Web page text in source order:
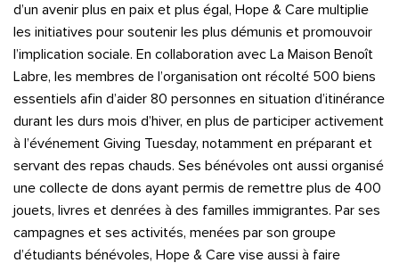
d’un avenir plus en paix et plus égal, Hope & Care multiplie
les initiatives pour soutenir les plus démunis et promouvoir
l’implication sociale. En collaboration avec La Maison Benoît
Labre, les membres de l’organisation ont récolté 500 biens
essentiels afin d’aider 80 personnes en situation d’itinérance
durant les durs mois d’hiver, en plus de participer activement
à l’événement Giving Tuesday, notamment en préparant et
servant des repas chauds. Ses bénévoles ont aussi organisé
une collecte de dons ayant permis de remettre plus de 400
jouets, livres et denrées à des familles immigrantes. Par ses
campagnes et ses activités, menées par son groupe
d’étudiants bénévoles, Hope & Care vise aussi à faire